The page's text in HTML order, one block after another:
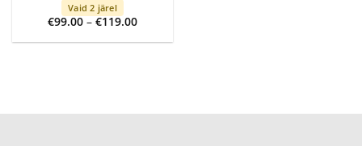
Vaid 2 järel
€99.00 – €119.00Price
€99.00